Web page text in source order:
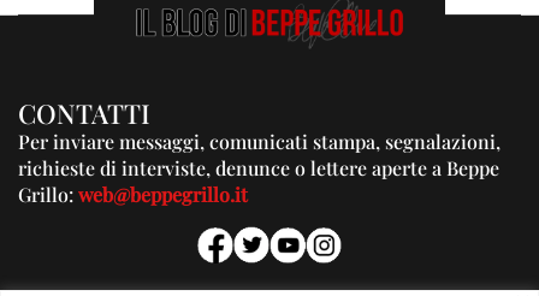
CONTATTI
Per inviare messaggi, comunicati stampa, segnalazioni,
richieste di interviste, denunce o lettere aperte a Beppe
Grillo:web@beppegrillo.it